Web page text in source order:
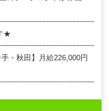
★
・秋田】月給226,000円